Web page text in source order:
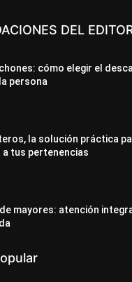
DEL
cómo elegir el
persona
la solución práctica
a tus pertenencias
mayores: atención